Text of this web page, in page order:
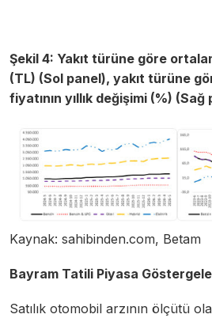
Şekil 4: Yakıt türüne göre
(TL) (Sol panel), yakıt türüne
fiyatının yıllık değişimi (%) (Sağ
Kaynak: sahibinden.com, Betam
Bayram Tatili Piyasa
Satılık otomobil arzının ölçütü